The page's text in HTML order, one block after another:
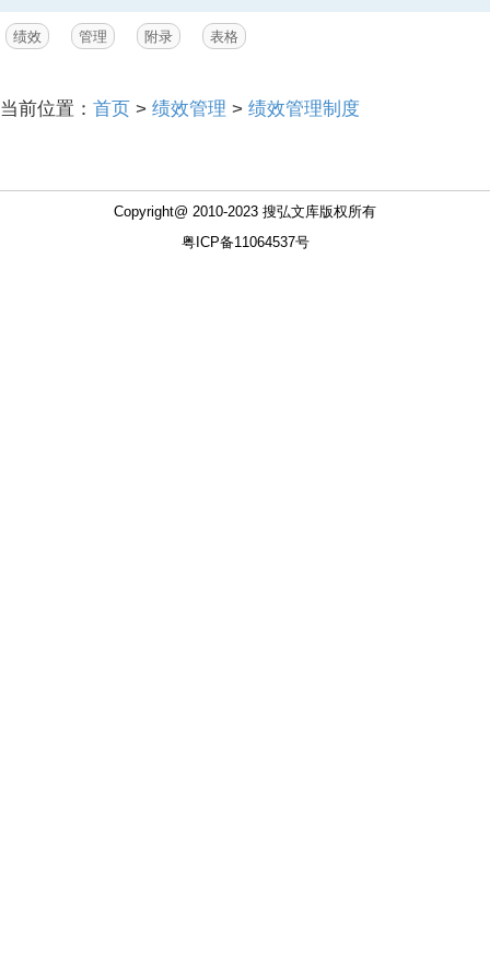
绩效 管理 附录 表格
当前位置： 首页 > 绩效管理 > 绩效管理制度
Copyright@ 2010-2023 搜弘文库版权所有
粤ICP备11064537号